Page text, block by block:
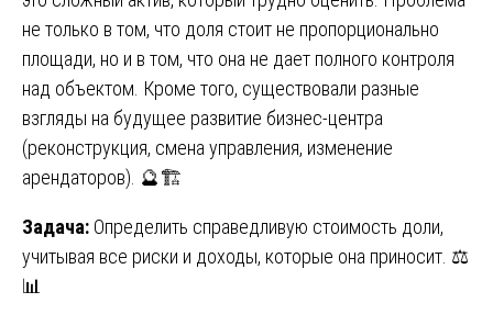
не только в том, что доля стоит не пропорционально
площади, но и в том, что она не дает полного контроля
над объектом. Кроме того, существовали разные
взгляды на будущее развитие бизнес-центра
(реконструкция, смена управления, изменение
арендаторов). 🔮🏗️
Задача: Определить справедливую стоимость доли,
учитывая все риски и доходы, которые она приносит. ⚖️
📊